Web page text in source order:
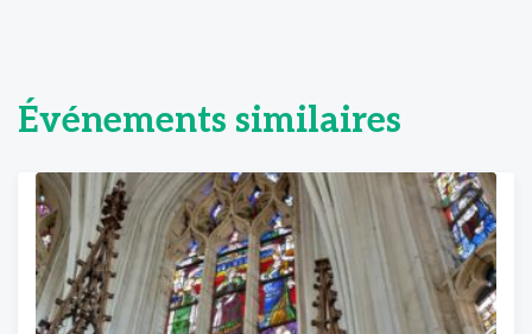
Événements similaires